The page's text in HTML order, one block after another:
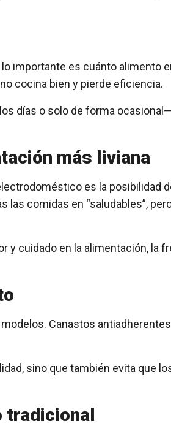
importante es cuánto alimento
cocina bien y pierde eficiencia.
días o solo de forma
más liviana
es la posibilidad
las comidas en “saludables”,
y cuidado en la alimentación, la
Canastos
sino que también evita que
tradicional